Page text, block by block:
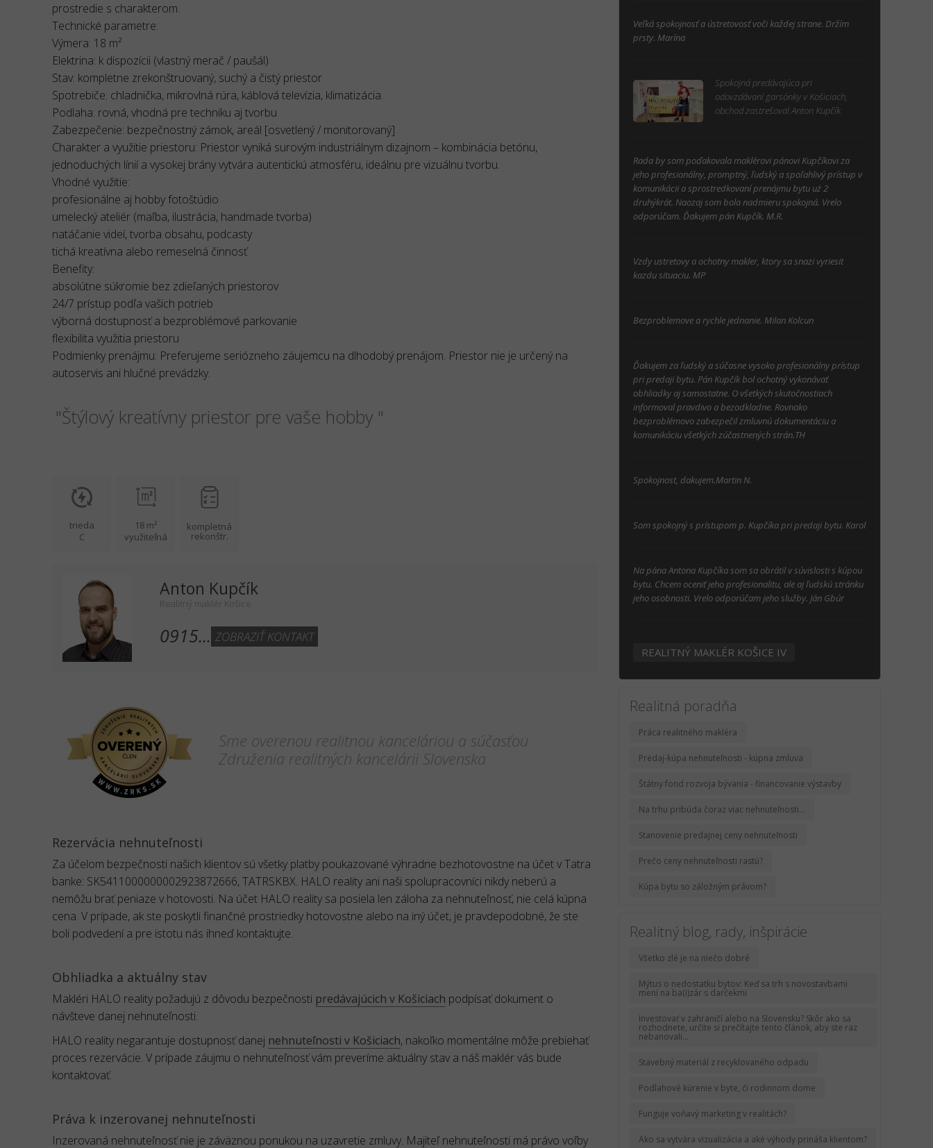
prostredie s charakterom.
Technické parametre:
Výmera: 18 m²
Elektrina: k dispozícii (vlastný merač / paušál)
Stav: kompletne zrekonštruovaný, suchý a čistý priestor
Spotrebiče: chladnička, mikrovlná rúra, káblová televízia, klimatizácia.
Podlaha: rovná, vhodná pre techniku aj tvorbu
Zabezpečenie: bezpečnostný zámok, areál [osvetlený / monitorovaný]
Charakter a využitie priestoru: Priestor vyniká surovým industriálnym dizajnom – kombinácia betónu,
jednoduchých línií a vysokej brány vytvára autentickú atmosféru, ideálnu pre vizuálnu tvorbu.
Vhodné využitie:
profesionálne aj hobby fotoštúdio
umelecký ateliér (maľba, ilustrácia, handmade tvorba)
natáčanie videí, tvorba obsahu, podcasty
tichá kreatívna alebo remeselná činnosť
Benefity:
absolútne súkromie bez zdieľaných priestorov
24/7 prístup podľa vašich potrieb
výborná dostupnosť a bezproblémové parkovanie
flexibilita využitia priestoru
Podmienky prenájmu: Preferujeme seriózneho záujemcu na dlhodobý prenájom. Priestor nie je určený na
autoservis ani hlučné prevádzky.
"Štýlový kreatívny priestor pre vaše hobby "
trieda
C
18 m²
využiteľná
kompletná
rekonštr.
Anton Kupčík
Realitný maklér Košice
0915... ZOBRAZIŤ KONTAKT
Sme overenou realitnou kanceláriou a súčasťou
Združenia realitných kancelárii Slovenska
Rezervácia nehnuteľnosti
Za účelom bezpečnosti našich klientov sú všetky platby poukazované výhradne bezhotovostne na účet v Tatra
banke: SK5411000000002923872666, TATRSKBX. HALO reality ani naši spolupracovníci nikdy neberú a
nemôžu brať peniaze v hotovosti. Na účet HALO reality sa posiela len záloha za nehnuteľnosť, nie celá kúpna
cena. V prípade, ak ste poskytli finančné prostriedky hotovostne alebo na iný účet, je pravdepodobné, že ste
boli podvedení a pre istotu nás ihneď kontaktujte.
Obhliadka a aktuálny stav
Makléri HALO reality požadujú z dôvodu bezpečnosti predávajúcich v Košiciach podpísať dokument o
návšteve danej nehnuteľnosti.
HALO reality negarantuje dostupnosť danej nehnuteľnosti v Košiciach, nakoľko momentálne môže prebiehať
proces rezervácie. V prípade záujmu o nehnuteľnosť vám preveríme aktuálny stav a náš maklér vás bude
kontaktovať.
Práva k inzerovanej nehnuteľnosti
Inzerovaná nehnuteľnosť nie je záväznou ponukou na uzavretie zmluvy. Majiteľ nehnuteľnosti má právo voľby
Veľká spokojnosť a ústretovosť voči každej strane. Držím
prsty. Marína
Spokojná predávajúca pri
odovzdávaní garsónky v Košiciach,
obchod zastrešoval Anton Kupčík.
Rada by som poďakovala maklérovi pánovi Kupčíkovi za
jeho profesionálny, promptný, ľudský a spoľahlivý prístup v
komunikácii a sprostredkovaní prenájmu bytu uż 2
druhýkrát. Naozaj som bola nadmieru spokojná. Vrelo
odporúčam. Ďakujem pán Kupčík. M.R.
Vzdy ustretovy a ochotny makler, ktory sa snazi vyriesit
kazdu situaciu. MP
Bezproblemove a rychle jednanie. Milan Kolcun
Ďakujem za ľudský a súčasne vysoko profesionálny prístup
pri predaji bytu. Pán Kupčík bol ochotný vykonávať
obhliadky aj samostatne. O všetkých skutočnostiach
informoval pravdivo a bezodkladne. Rovnako
bezproblémovo zabezpečil zmluvnú dokumentáciu a
komunikáciu všetkých zúčastnených strán.TH
Spokojnost, dakujem.Martin N.
Som spokojný s prístupom p. Kupčíka pri predaji bytu. Karol
Na pána Antona Kupčíka som sa obrátil v súvislosti s kúpou
bytu. Chcem oceniť jeho profesionalitu, ale aj ľudskú stránku
jeho osobnosti. Vrelo odporúčam jeho služby. Ján Gbúr
REALITNÝ MAKLÉR KOŠICE IV
Realitná poradňa
Práca realitného makléra
Predaj-kúpa nehnuteľnosti - kúpna zmluva
Štátny fond rozvoja bývania - financovanie výstavby
Na trhu pribúda čoraz viac nehnuteľnosti...
Stanovenie predajnej ceny nehnuteľnosti
Prečo ceny nehnuteľnosti rastú?
Kúpa bytu so záložným právom?
Realitný blog, rady, inšpirácie
Všetko zlé je na niečo dobré
Mýtus o nedostatku bytov: Keď sa trh s novostavbami
mení na ba(i)zár s darčekmi
Investovať v zahraničí alebo na Slovensku? Skôr ako sa
rozhodnete, určite si prečítajte tento článok, aby ste raz
nebanovali...
Stavebný materiál z recyklovaného odpadu
Podlahové kúrenie v byte, či rodinnom dome
Funguje voňavý marketing v realitách?
Ako sa vytvára vizualizácia a aké výhody prináša klientom?